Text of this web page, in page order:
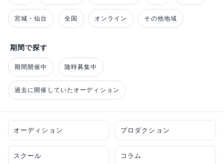
宮城・仙台 全国 オンライン その他地域
期間で探す
期間開催中 随時募集中
過去に開催していたオーディション
オーディション プロダクション
スクール コラム